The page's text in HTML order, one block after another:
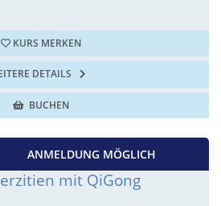
KURS MERKEN
DETAILS
BUCHEN
ANMELDUNG MÖGLICH
mit QiGong